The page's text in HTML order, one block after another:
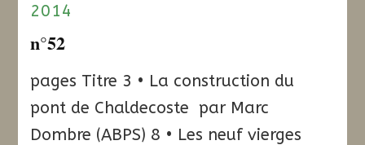
2014
n°52
pages Titre 3 • La construction du
pont de Chaldecoste par Marc
Dombre (ABPS) 8 • Les neuf vierges